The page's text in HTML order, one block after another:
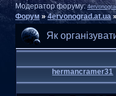
Модератор форуму:
Форум » 4ervonograd.at.ua
Як
hermancramer31